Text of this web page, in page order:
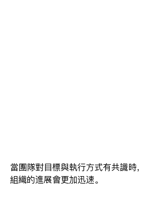
當團隊對目標與執行方式有共識時，
組織的進展會更加迅速。